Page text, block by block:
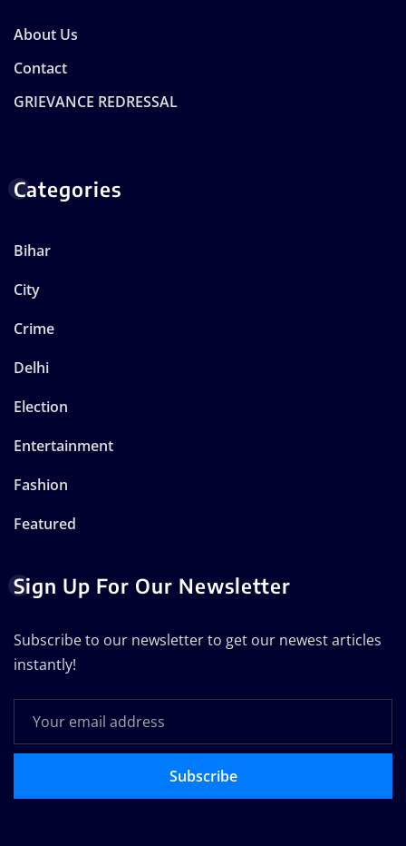
About Us
Contact
GRIEVANCE REDRESSAL
Categories
Bihar
City
Crime
Delhi
Election
Entertainment
Fashion
Featured
Sign Up For Our Newsletter
Subscribe to our newsletter to get our newest articles
instantly!
Subscribe